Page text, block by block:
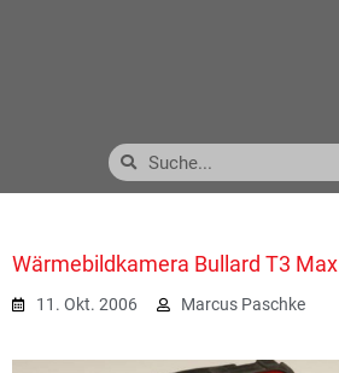
Wärmebildkamera Bullard T3 Max
11. Okt. 2006 Marcus Paschke